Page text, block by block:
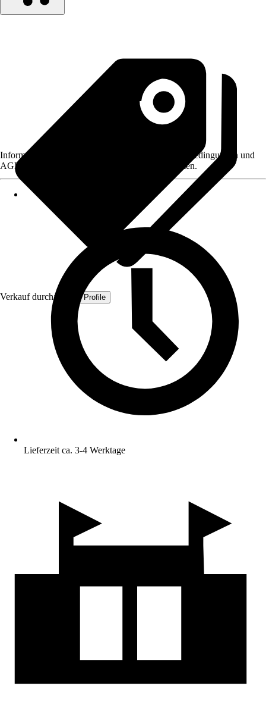
Verkauf durch: Quest Profile
Informationen des Verkäufers, wie z. B. Rückgabebedingungen und
AGB, finden Sie bei Klick auf den Verkäufernamen.
Lieferzeit ca. 3-4 Werktage